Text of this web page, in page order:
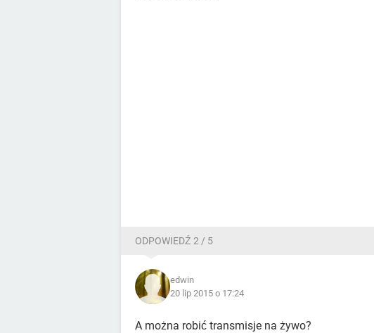
ODPOWIEDŹ 2 / 5
edwin
20 lip 2015 o 17:24
A można robić transmisje na żywo?